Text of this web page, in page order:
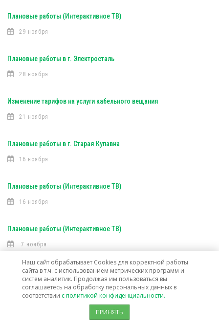
Плановые работы (Интерактивное ТВ)
29 ноября
Плановые работы в г. Электросталь
28 ноября
Изменение тарифов на услуги кабельного вещания
21 ноября
Плановые работы в г. Старая Купавна
16 ноября
Плановые работы (Интерактивное ТВ)
16 ноября
Плановые работы (Интерактивное ТВ)
7 ноября
Открыта техническая возможность подключения услуг связи в г. о.
Лосино-Петровский
Наш сайт обрабатывает Cookies для корректной работы
сайта в т.ч. с использованием метрических программ и
систем аналитик. Продолжая им пользоваться вы
соглашаетесь на обработку персональных данных в
соответствии с политикой конфиденциальности.
ПРИНЯТЬ